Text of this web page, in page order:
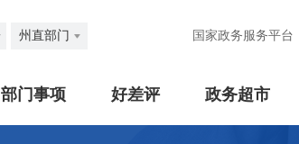
州直部门 国家政务服务平台
部门事项 好差评 政务超市